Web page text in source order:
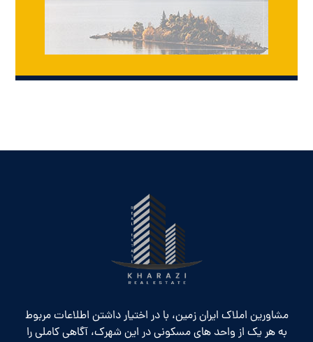
مشاورین املاک ایران زمین، با در اختیار داشتن اطلاعات مربوط
به هر یک از واحد های مسکونی در این شهرک، آگاهی کاملی را